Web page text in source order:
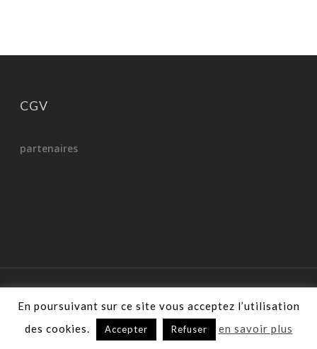
CGV
partenaires
En poursuivant sur ce site vous acceptez l’utilisation
des cookies.
Accepter Refuser en savoir plus